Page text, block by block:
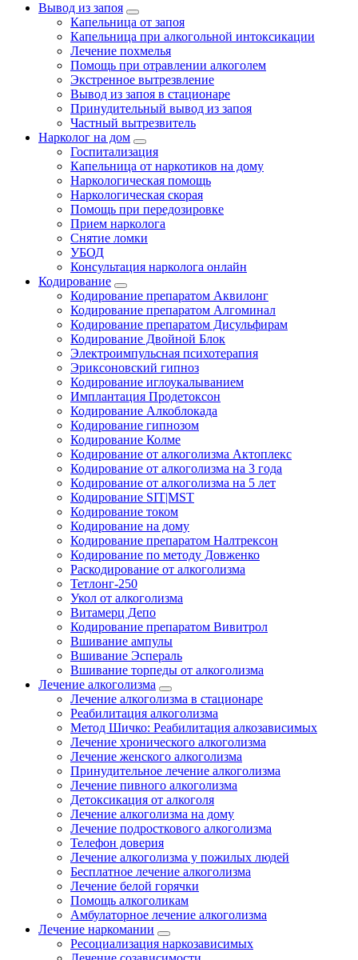
Вывод из запоя
Капельница от запоя
Капельница при алкогольной интоксикации
Лечение похмелья
Помощь при отравлении алкоголем
Экстренное вытрезвление
Вывод из запоя в стационаре
Принудительный вывод из запоя
Частный вытрезвитель
Нарколог на дом
Госпитализация
Капельница от наркотиков на дому
Наркологическая помощь
Наркологическая скорая
Помощь при передозировке
Прием нарколога
Снятие ломки
УБОД
Консультация нарколога онлайн
Кодирование
Кодирование препаратом Аквилонг
Кодирование препаратом Алгоминал
Кодирование препаратом Дисульфирам
Кодирование Двойной Блок
Электроимпульсная психотерапия
Эриксоновский гипноз
Кодирование иглоукалыванием
Имплантация Продетоксон
Кодирование Алкоблокада
Кодирование гипнозом
Кодирование Колме
Кодирование от алкоголизма Актоплекс
Кодирование от алкоголизма на 3 года
Кодирование от алкоголизма на 5 лет
Кодирование SIT|MST
Кодирование током
Кодирование на дому
Кодирование препаратом Налтрексон
Кодирование по методу Довженко
Раскодирование от алкоголизма
Тетлонг-250
Укол от алкоголизма
Витамерц Депо
Кодирование препаратом Вивитрол
Вшивание ампулы
Вшивание Эспераль
Вшивание торпеды от алкоголизма
Лечение алкоголизма
Лечение алкоголизма в стационаре
Реабилитация алкоголизма
Метод Шичко: Реабилитация алкозависимых
Лечение хронического алкоголизма
Лечение женского алкоголизма
Принудительное лечение алкоголизма
Лечение пивного алкоголизма
Детоксикация от алкоголя
Лечение алкоголизма на дому
Лечение подросткового алкоголизма
Телефон доверия
Лечение алкоголизма у пожилых людей
Бесплатное лечение алкоголизма
Лечение белой горячки
Помощь алкоголикам
Амбулаторное лечение алкоголизма
Лечение наркомании
Ресоциализация наркозависимых